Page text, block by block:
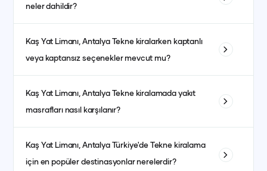
dönemleri de fiyatları etkiler. Yüksek sezonda fiyatlar daha
yüksek olurken, düşük sezonda daha avantajlı fiyatlarla
kiralama yapmak mümkündür.
neler dahildir?
garson, yakıt, son temizlik ve limandan alma-bırakma
hizmetleri dahildir. Kumanya (yiyecek, içecek ve
atıştırmalıklar) ise fiyata dahil olmayıp misafirlerin tercihine
göre ayrıca planlanır.
Kaş Yat Limanı, AntalyaTekne kiralarken kaptanlı
veya kaptansız seçenekler mevcut mu?
bulunmaktadır. Kaptansız kiralama için yeterli denizcilik
tecrübesine sahip olmanız gerekmektedir.
Kaş Yat Limanı, AntalyaTekne kiralamada yakıt
masrafları nasıl karşılanır?
teknelerde fiyat ayrı olabilmektedir. her teknenin ilan detay
kısmında görebilirsiniz.
Kaş Yat Limanı, AntalyaTürkiye'de Tekne kiralama
için en popüler destinasyonlar nerelerdir?